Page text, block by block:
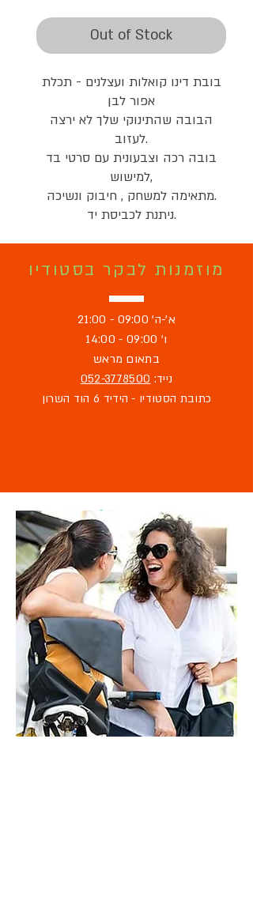
Out of Stock
בובת דינו קואלות ועצלנים - תכלת
אפור לבן
הבובה שהתינוקי שלך לא ירצה
לעזוב.
בובה רכה וצבעונית עם סרטי בד
למישוש,
מתאימה למשחק , חיבוק ונשיכה.
ניתנת לכביסת יד.
מוזמנות לבקר בסטודיו
א'-ה' 09:00 - 21:00
ו' 09:00 - 14:00
בתאום מראש
נייד: 052-3778500
כתובת הסטודיו - הידיד 6 הוד השרון
מוזמנת לבקר
בסטודיו